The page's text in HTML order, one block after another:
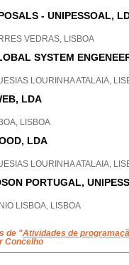
- UNIPESSOAL,
VEDRAS, LISBOA
SYSTEM
LOURINHA ATALAIA,
LDA
LISBOA
LDA
LOURINHA ATALAIA,
PORTUGAL,
LISBOA, LISBOA
de "Atividades de
Concelho